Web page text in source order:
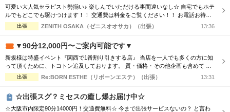
可愛い大人気セラピスト勢揃い♪ 楽しんでいただける事間違いなし☆ 自宅でもホテ
ルでもどこでも駆けつけます！！ 交通費は料金をご覧ください！！ お電話お待ち
しております(^^♪ TEL070-5654-8310 営業時間;10:00-翌5:00 場所;日本橋、谷九付
近
出張 ZENITH OSAKA（ゼニスオオサカ）（出張） 13:36
▼90分12,000円〜ご案内可能です▼
新規様は特盛イベント『関西で1番割り引きする店』 当店を一人でも多くの方に知
って頂くために、トコトン追及しております。 質・価格・その他企画も含めて ま
ずはご利用いただきたいので お電話を持ってご連絡お願い致します。 よろしくお
願い申し上げます。
出張 Re:BORN ESTHE（リボーンエステ）（出張） 13:31
☆出張スグ？ミセスの癒し爆お届け中☆
☆大阪市内限定90分14000円！交通費無料☆ 今まで出張サービスないの？ と言わ